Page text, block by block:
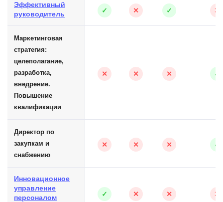
Эффективный
руководитель
✓ ✕ ✓ ✕
Маркетинговая
стратегия:
целеполагание,
разработка,
внедрение.
Повышение
квалификации
✕ ✕ ✕ ✓
Директор по
закупкам и
снабжению
✕ ✕ ✕ ✓
Инновационное
управление
персоналом
✓ ✕ ✕ ✕